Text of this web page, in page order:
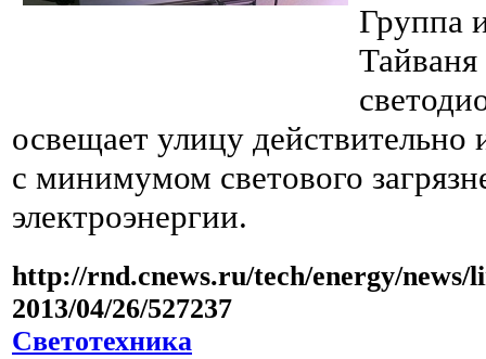
Группа
освещает улицу действительно
с минимумом светового
электроэнергии.
http://rnd.cnews.ru/tech/energy/news/
2013/04/26/527237
Светотехника